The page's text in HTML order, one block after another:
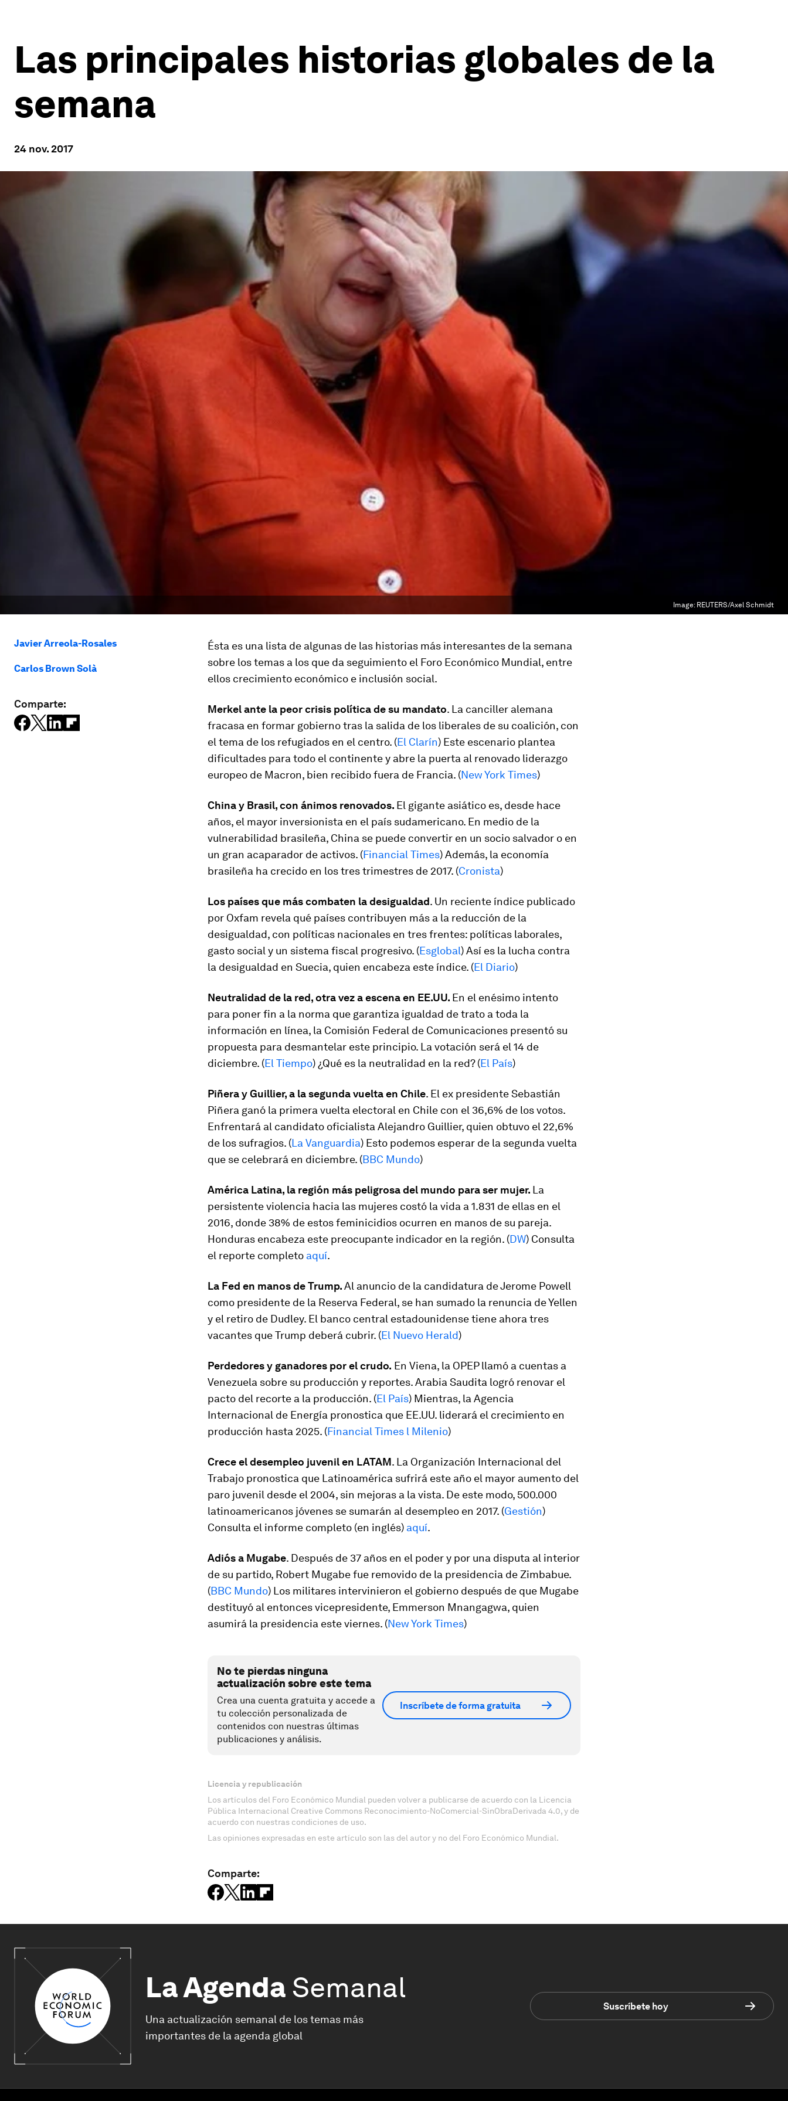
Las principales historias globales de la
semana
24 nov. 2017
Image: REUTERS/Axel Schmidt
Javier Arreola-Rosales
Carlos Brown Solà
Comparte:
Ésta es una lista de algunas de las historias más interesantes de la semana
sobre los temas a los que da seguimiento el Foro Económico Mundial, entre
ellos crecimiento económico e inclusión social.
Merkel ante la peor crisis política de su mandato. La canciller alemana
fracasa en formar gobierno tras la salida de los liberales de su coalición, con
el tema de los refugiados en el centro. (El Clarín) Este escenario plantea
dificultades para todo el continente y abre la puerta al renovado liderazgo
europeo de Macron, bien recibido fuera de Francia. (New York Times)
China y Brasil, con ánimos renovados. El gigante asiático es, desde hace
años, el mayor inversionista en el país sudamericano. En medio de la
vulnerabilidad brasileña, China se puede convertir en un socio salvador o en
un gran acaparador de activos. (Financial Times) Además, la economía
brasileña ha crecido en los tres trimestres de 2017. (Cronista)
Los países que más combaten la desigualdad. Un reciente índice publicado
por Oxfam revela qué países contribuyen más a la reducción de la
desigualdad, con políticas nacionales en tres frentes: políticas laborales,
gasto social y un sistema fiscal progresivo. (Esglobal) Así es la lucha contra
la desigualdad en Suecia, quien encabeza este índice. (El Diario)
Neutralidad de la red, otra vez a escena en EE.UU. En el enésimo intento
para poner fin a la norma que garantiza igualdad de trato a toda la
información en línea, la Comisión Federal de Comunicaciones presentó su
propuesta para desmantelar este principio. La votación será el 14 de
diciembre. (El Tiempo) ¿Qué es la neutralidad en la red? (El País)
Piñera y Guillier, a la segunda vuelta en Chile. El ex presidente Sebastián
Piñera ganó la primera vuelta electoral en Chile con el 36,6% de los votos.
Enfrentará al candidato oficialista Alejandro Guillier, quien obtuvo el 22,6%
de los sufragios. (La Vanguardia) Esto podemos esperar de la segunda vuelta
que se celebrará en diciembre. (BBC Mundo)
América Latina, la región más peligrosa del mundo para ser mujer. La
persistente violencia hacia las mujeres costó la vida a 1.831 de ellas en el
2016, donde 38% de estos feminicidios ocurren en manos de su pareja.
Honduras encabeza este preocupante indicador en la región. (DW) Consulta
el reporte completo aquí.
La Fed en manos de Trump.Al anuncio de la candidatura de Jerome Powell
como presidente de la Reserva Federal, se han sumado la renuncia de Yellen
y el retiro de Dudley. El banco central estadounidense tiene ahora tres
vacantes que Trump deberá cubrir. (El Nuevo Herald)
Perdedores y ganadores por el crudo. En Viena, la OPEP llamó a cuentas a
Venezuela sobre su producción y reportes. Arabia Saudita logró renovar el
pacto del recorte a la producción. (El País) Mientras, la Agencia
Internacional de Energía pronostica que EE.UU. liderará el crecimiento en
producción hasta 2025. (Financial Times l Milenio)
Crece el desempleo juvenil en LATAM. La Organización Internacional del
Trabajo pronostica que Latinoamérica sufrirá este año el mayor aumento del
paro juvenil desde el 2004, sin mejoras a la vista. De este modo, 500.000
latinoamericanos jóvenes se sumarán al desempleo en 2017. (Gestión)
Consulta el informe completo (en inglés) aquí.
Adiós a Mugabe. Después de 37 años en el poder y por una disputa al interior
de su partido, Robert Mugabe fue removido de la presidencia de Zimbabue.
(BBC Mundo) Los militares intervinieron el gobierno después de que Mugabe
destituyó al entonces vicepresidente, Emmerson Mnangagwa, quien
asumirá la presidencia este viernes. (New York Times)
No te pierdas ninguna
actualización sobre este tema
Crea una cuenta gratuita y accede a
tu colección personalizada de
contenidos con nuestras últimas
publicaciones y análisis.
Inscríbete de forma gratuita
Licencia y republicación
Los artículos del Foro Económico Mundial pueden volver a publicarse de acuerdo con la Licencia
Pública Internacional Creative Commons Reconocimiento-NoComercial-SinObraDerivada 4.0, y de
acuerdo con nuestras condiciones de uso.
Las opiniones expresadas en este artículo son las del autor y no del Foro Económico Mundial.
Comparte:
La Agenda Semanal
Una actualización semanal de los temas más
importantes de la agenda global
Suscríbete hoy